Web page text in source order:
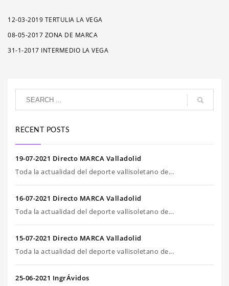
12-03-2019 TERTULIA LA VEGA
08-05-2017 ZONA DE MARCA
31-1-2017 INTERMEDIO LA VEGA
RECENT POSTS
19-07-2021 Directo MARCA Valladolid
Toda la actualidad del deporte vallisoletano de...
16-07-2021 Directo MARCA Valladolid
Toda la actualidad del deporte vallisoletano de...
15-07-2021 Directo MARCA Valladolid
Toda la actualidad del deporte vallisoletano de...
25-06-2021 IngrÁvidos